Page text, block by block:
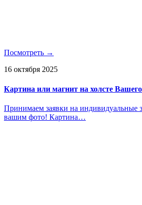
Посмотреть →
16 октября 2025
Картина или магнит на холсте
Принимаем заявки на индивидуальные
вашим фото! Картина…